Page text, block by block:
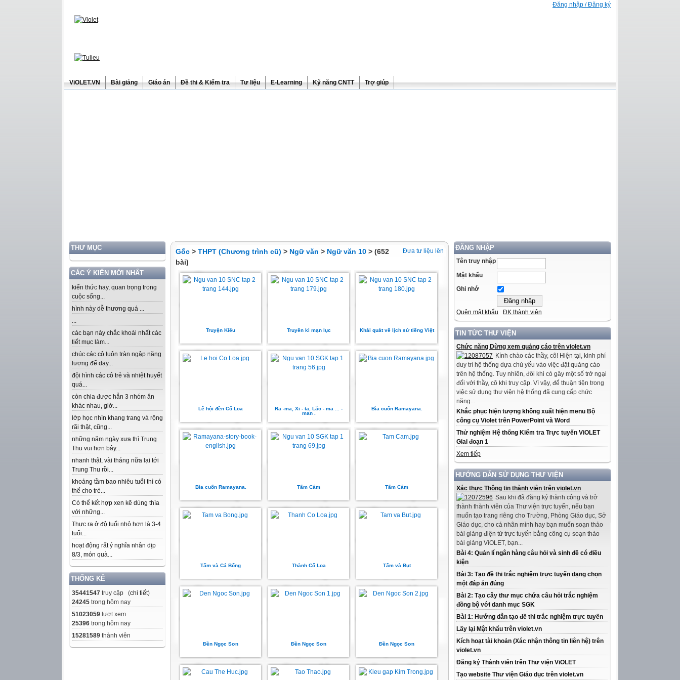
Đăng nhập / Đăng ký
ViOLET.VN Bài giảng Giáo án Đề thi & Kiểm tra Tư liệu E-Learning Kỹ năng CNTT Trợ giúp
THƯ MỤC
CÁC Ý KIẾN MỚI NHẤT
kiến thức hay, quan trọng trong
cuộc sống...
hình này dễ thương quá ...
...
các bạn này chắc khoái nhất các
tiết mục làm...
chúc các cô luôn tràn ngập năng
lượng để dạy...
đội hình các cô trẻ và nhiệt huyết
quá...
còn chia được hẳn 3 nhóm ăn
khác nhau, giờ...
lớp học nhìn khang trang và rộng
rãi thật, cũng...
những năm ngày xưa thì Trung
Thu vui hơn bây...
nhanh thật, vài tháng nữa lại tới
Trung Thu rồi...
khoảng tầm bao nhiêu tuổi thì có
thể cho trẻ...
Có thể kết hợp xen kẽ dùng thìa
với những...
Thực ra ở độ tuổi nhỏ hơn là 3-4
tuổi...
hoạt động rất ý nghĩa nhân dịp
8/3, món quà...
THỐNG KÊ
35441547 truy cập (chi tiết)
24245 trong hôm nay
51023059 lượt xem
25396 trong hôm nay
15281589 thành viên
ĐĂNG NHẬP
Tên truy nhập
Mật khẩu
Ghi nhớ
Quên mật khẩu ĐK thành viên
TIN TỨC THƯ VIỆN
Chức năng Dừng xem quảng cáo trên violet.vn
Kính chào các thầy, cô! Hiện tại, kinh phí
duy trì hệ thống dựa chủ yếu vào việc đặt quảng cáo
trên hệ thống. Tuy nhiên, đôi khi có gây một số trở ngại
đối với thầy, cô khi truy cập. Vì vậy, để thuận tiện trong
việc sử dụng thư viện hệ thống đã cung cấp chức
năng...
Khắc phục hiện tượng không xuất hiện menu Bộ
công cụ Violet trên PowerPoint và Word
Thử nghiệm Hệ thống Kiểm tra Trực tuyến ViOLET
Giai đoạn 1
Xem tiếp
HƯỚNG DẪN SỬ DỤNG THƯ VIỆN
Xác thực Thông tin thành viên trên violet.vn
Sau khi đã đăng ký thành công và trở
thành thành viên của Thư viện trực tuyến, nếu bạn
muốn tạo trang riêng cho Trường, Phòng Giáo dục, Sở
Giáo dục, cho cá nhân mình hay bạn muốn soạn thảo
bài giảng điện tử trực tuyến bằng công cụ soạn thảo
bài giảng ViOLET, bạn...
Bài 4: Quản lí ngân hàng câu hỏi và sinh đề có điều
kiện
Bài 3: Tạo đề thi trắc nghiệm trực tuyến dạng chọn
một đáp án đúng
Bài 2: Tạo cây thư mục chứa câu hỏi trắc nghiệm
đồng bộ với danh mục SGK
Bài 1: Hướng dẫn tạo đề thi trắc nghiệm trực tuyến
Lấy lại Mật khẩu trên violet.vn
Kích hoạt tài khoản (Xác nhận thông tin liên hệ) trên
violet.vn
Đăng ký Thành viên trên Thư viện ViOLET
Tạo website Thư viện Giáo dục trên violet.vn
Đưa tư liệu lên
Gốc > THPT (Chương trình cũ) > Ngữ văn > Ngữ văn 10 > (652
bài)
Truyện Kiều Truyền kì mạn lục Khái quát về lịch sử tiếng Việt
Lễ hội đền Cổ Loa
Ra -ma, Xi - ta, Lắc - ma ... -
man .
Bìa cuốn Ramayana.
Bìa cuốn Ramayana. Tấm Cám Tấm Cám
Tấm và Cá Bống Thành Cổ Loa Tấm và Bụt
Đền Ngọc Sơn Đền Ngọc Sơn Đền Ngọc Sơn